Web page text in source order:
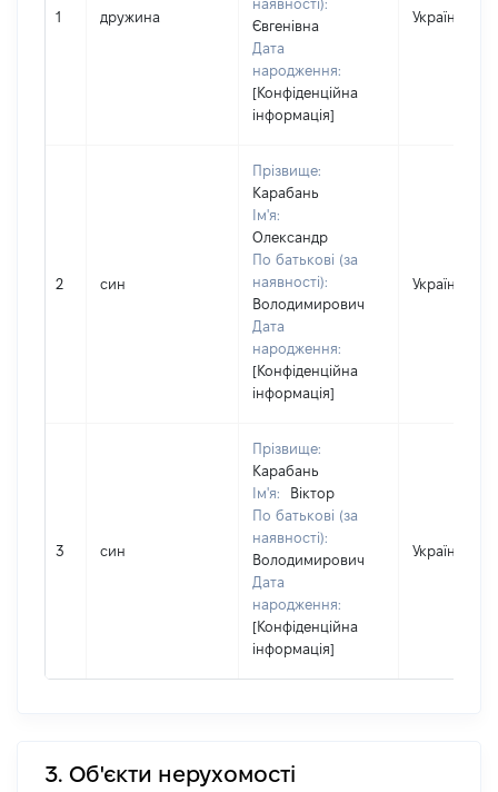
1 дружина
наявності):
Євгенівна
Дата
народження:
[Конфіденційна
інформація]
Україна
2 син
Прізвище:
Карабань
Ім'я:
Олександр
По батькові (за
наявності):
Володимирович
Дата
народження:
[Конфіденційна
інформація]
Україна
3 син
Прізвище:
Карабань
Ім'я:
Віктор
По батькові (за
наявності):
Володимирович
Дата
народження:
[Конфіденційна
інформація]
Україна
3. Об'єкти нерухомості